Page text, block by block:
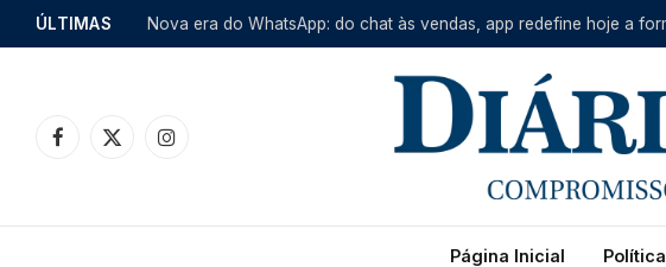
ÚLTIMAS
Facebook
X
Instagram
Página Inicial Política